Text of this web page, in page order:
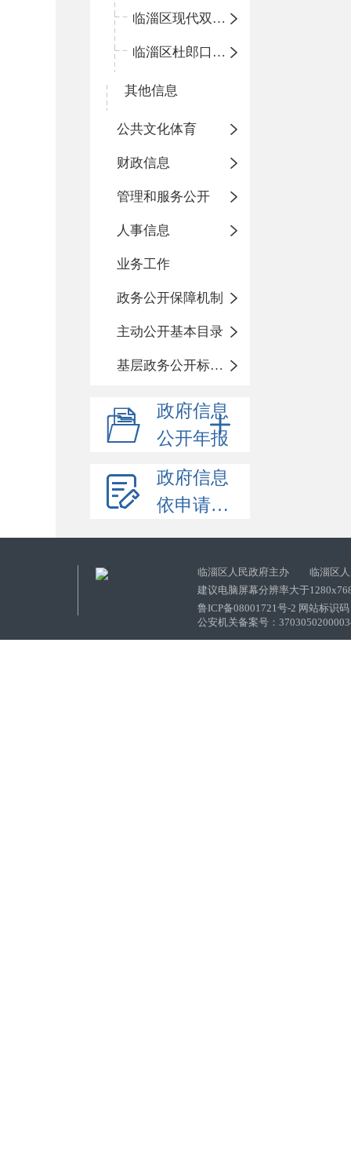
临淄区现代双语学校
临淄区杜郎口小学
其他信息
公共文化体育
财政信息
管理和服务公开
人事信息
业务工作
政务公开保障机制
主动公开基本目录
基层政务公开标准化目录
政府信息
公开年报
政府信息
依申请公开
临淄区人民政府主办 临淄区人
建议电脑屏幕分辨率大于
鲁ICP备08001721号-2 网站标识
公安机关备案号：